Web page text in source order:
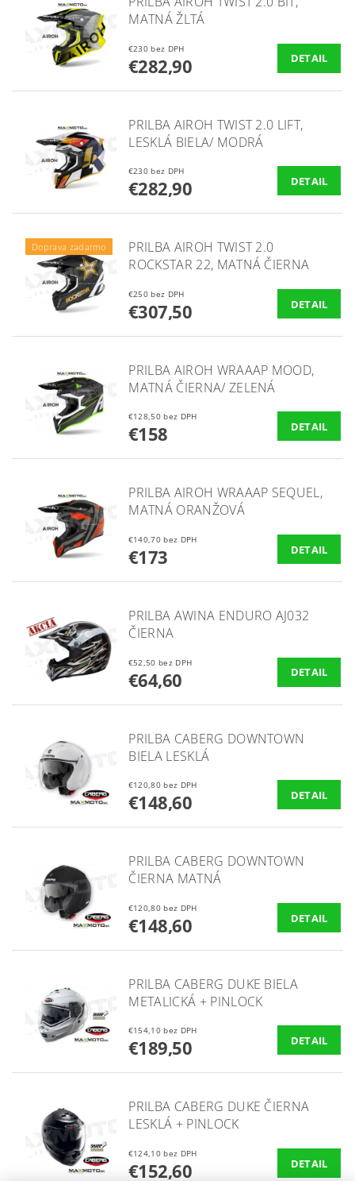
MATNÁ ŽLTÁ
€230 bez DPH
€282,90 DETAIL
PRILBA AIROH TWIST 2.0 LIFT,
LESKLÁ BIELA/ MODRÁ
€230 bez DPH
€282,90 DETAIL
Doprava zadarmo
PRILBA AIROH TWIST 2.0
ROCKSTAR 22, MATNÁ ČIERNA
€250 bez DPH
€307,50 DETAIL
PRILBA AIROH WRAAAP MOOD,
MATNÁ ČIERNA/ ZELENÁ
€128,50 bez DPH
€158 DETAIL
PRILBA AIROH WRAAAP SEQUEL,
MATNÁ ORANŽOVÁ
€140,70 bez DPH
€173 DETAIL
PRILBA AWINA ENDURO AJ032
ČIERNA
€52,50 bez DPH
€64,60 DETAIL
PRILBA CABERG DOWNTOWN
BIELA LESKLÁ
€120,80 bez DPH
€148,60 DETAIL
PRILBA CABERG DOWNTOWN
ČIERNA MATNÁ
€120,80 bez DPH
€148,60 DETAIL
PRILBA CABERG DUKE BIELA
METALICKÁ + PINLOCK
€154,10 bez DPH
€189,50 DETAIL
PRILBA CABERG DUKE ČIERNA
LESKLÁ + PINLOCK
€124,10 bez DPH
€152,60 DETAIL